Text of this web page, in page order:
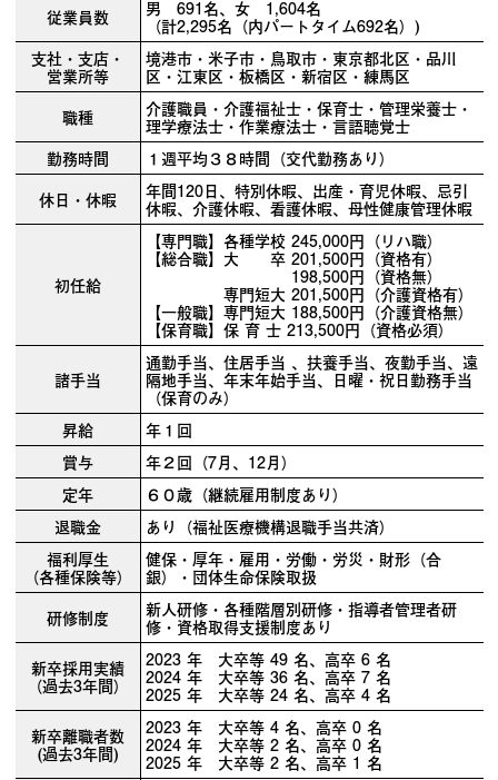
従業員数 男 691名、女 1,604名
（計2,295名（内パートタイム692名）)
支社・支店・
営業所等
境港市・米子市・鳥取市・東京都北区・品川
区・江東区・板橋区・新宿区・練馬区
職種
介護職員・介護福祉士・保育士・管理栄養士・
理学療法士・作業療法士・言語聴覚士
勤務時間
１週平均３８時間（交代勤務あり）
休日・休暇
年間120日、特別休暇、出産・育児休暇、忌引
休暇、介護休暇、看護休暇、母性健康管理休暇
初任給
【専門職】各種学校 245,000円（リハ職）
【総合職】大 卒 201,500円（資格有）
198,500円（資格無）
専門短大 201,500円（介護資格有）
【一般職】専門短大 188,500円（介護資格無）
【保育職】保 育 士 213,500円（資格必須）
諸手当
通勤手当、住居手当 、扶養手当、夜勤手当、遠
隔地手当、年末年始手当、日曜・祝日勤務手当
（保育のみ）
昇給
年１回
賞与
年２回（7月、12月）
定年
６０歳（継続雇用制度あり）
退職金
あり（福祉医療機構退職手当共済）
福利厚生
（各種保険等）
健保・厚年・雇用・労働・労災・財形（合
銀）・団体生命保険取扱
研修制度
新人研修・各種階層別研修・指導者管理者研
修・資格取得支援制度あり
新卒採用実績
（過去3年間）
2023 年 大卒等 49 名、高卒 6 名
2024 年 大卒等 36 名、高卒 7 名
2025 年 大卒等 24 名、高卒 4 名
新卒離職者数
(過去3年間)
2023 年 大卒等 4 名、高卒 0 名
2024 年 大卒等 2 名、高卒 0 名
2025 年 大卒等 2 名、高卒 1 名